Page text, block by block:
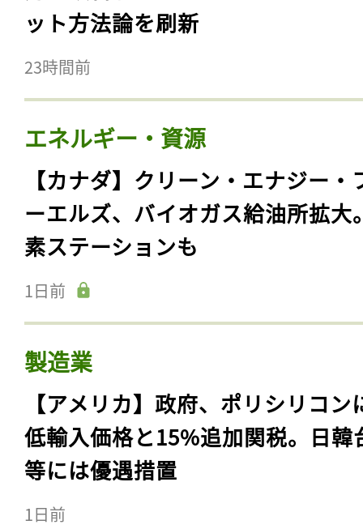
ット方法論を刷新
23時間前
エネルギー・資源
【カナダ】クリーン・エナジー・
ーエルズ、バイオガス給油所拡大
素ステーションも
1日前
製造業
【アメリカ】政府、ポリシリコン
低輸入価格と15%追加関税。日韓
等には優遇措置
1日前